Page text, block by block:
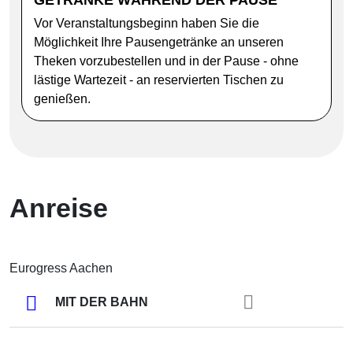
Vor Veranstaltungsbeginn haben Sie die
Möglichkeit Ihre Pausengetränke an unseren
Theken vorzubestellen und in der Pause - ohne
lästige Wartezeit - an reservierten Tischen zu
genießen.
Anreise
Eurogress Aachen
MIT DER BAHN